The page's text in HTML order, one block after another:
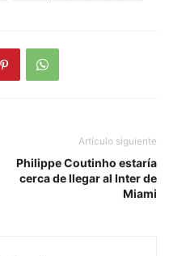
Artículo siguiente
Philippe Coutinho estaría
cerca de llegar al Inter de
Miami